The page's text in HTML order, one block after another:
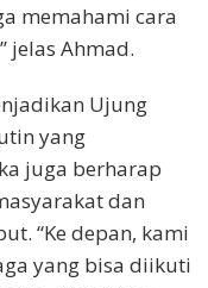
memahami cara
jelas Ahmad.
Ujung
yang
juga berharap
dan
“Ke depan, kami
yang bisa diikuti